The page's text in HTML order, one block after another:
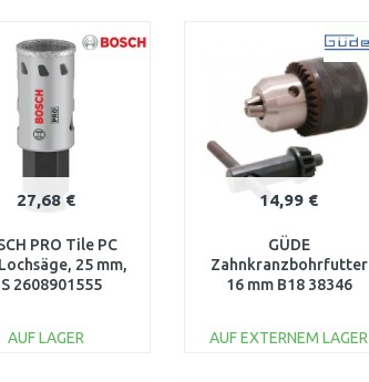
Vergleichen Vergleichen
27,68 €
PRO Tile PC
25 mm,
2608901555
AUF LAGER
14,99 €
GÜDE
Zahnkranzbohrfutter
16 mm B18 38346
AUF EXTERNEM LAGER